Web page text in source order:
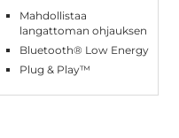
Mahdollistaa
langattoman ohjauksen
Bluetooth® Low Energy
Plug & Play™